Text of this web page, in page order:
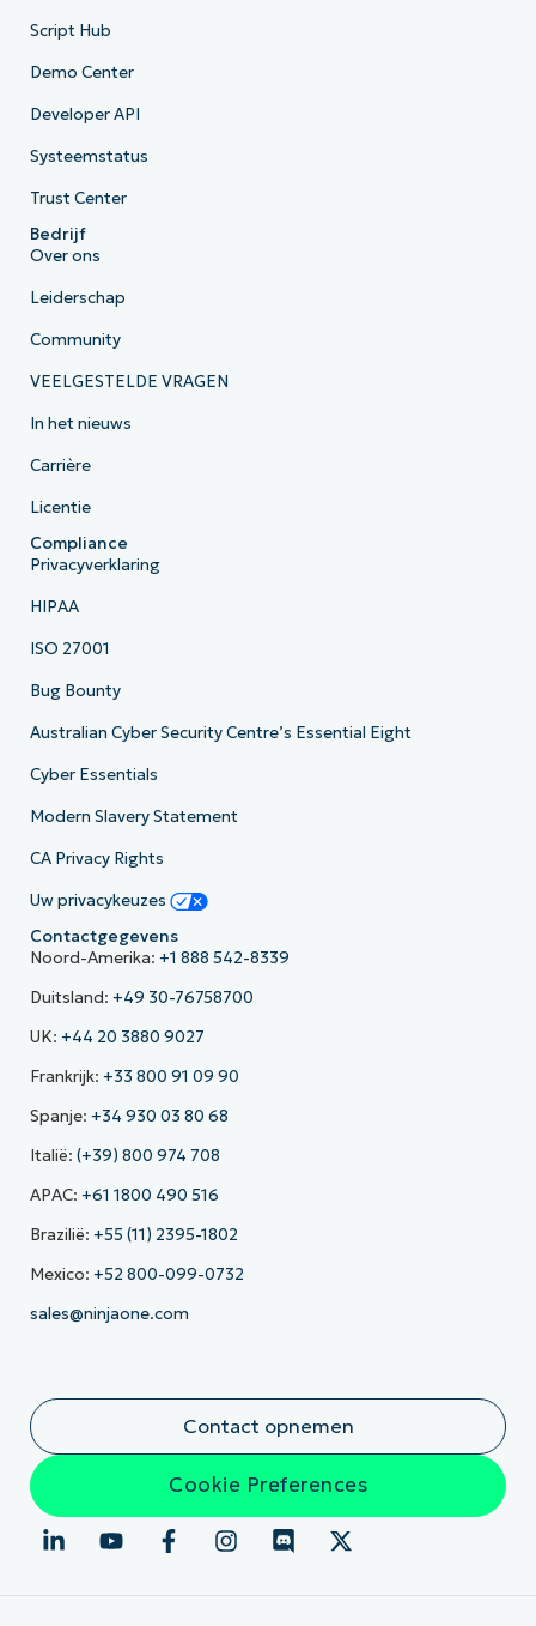
Script Hub
Demo Center
Developer API
Systeemstatus
Trust Center
Bedrijf
Over ons
Leiderschap
Community
VEELGESTELDE VRAGEN
In het nieuws
Carrière
Licentie
Compliance
Privacyverklaring
HIPAA
ISO 27001
Bug Bounty
Australian Cyber Security Centre’s Essential Eight
Cyber Essentials
Modern Slavery Statement
CA Privacy Rights
Uw privacykeuzes
Contactgegevens
Noord-Amerika: +1 888 542-8339
Duitsland: +49 30-76758700
UK: +44 20 3880 9027
Frankrijk: +33 800 91 09 90
Spanje: +34 930 03 80 68
Italië: (+39) 800 974 708
APAC: +61 1800 490 516
Brazilië: +55 (11) 2395-1802
Mexico: +52 800-099-0732
sales@ninjaone.com
Contact opnemen
Cookie Preferences